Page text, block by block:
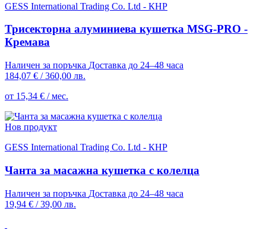
GESS International Trading Co. Ltd - КНР
Трисекторна алуминиева кушетка MSG-PRO -
Кремава
Наличен за поръчка Доставка до 24–48 часа
184,07 € / 360,00 лв.
от 15,34 € / мес.
Нов продукт
GESS International Trading Co. Ltd - КНР
Чанта за масажна кушетка с колелца
Наличен за поръчка Доставка до 24–48 часа
19,94 € / 39,00 лв.